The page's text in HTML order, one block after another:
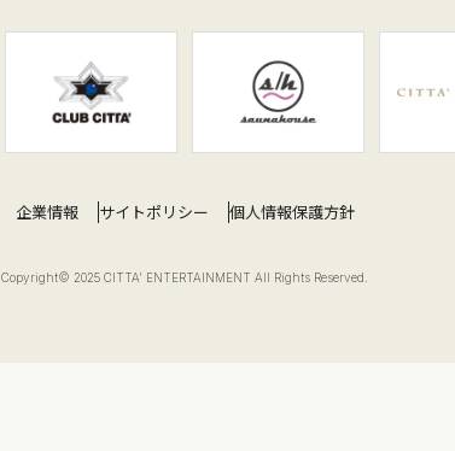
企業情報 サイトポリシー 個人情報保護方針
Copyright© 2025 CITTA' ENTERTAINMENT All Rights Reserved.